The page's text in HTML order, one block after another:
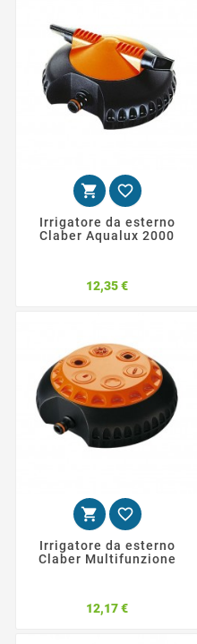
 
Irrigatore da esterno
Claber Aqualux 2000
12,35 €Prezzo
 
Irrigatore da esterno
Claber Multifunzione
12,17 €Prezzo